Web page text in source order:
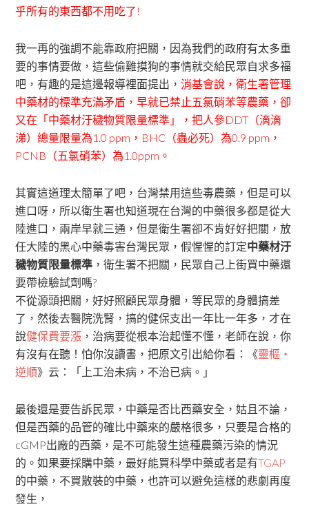
乎所有的東西都不用吃了!
我一再的強調不能靠政府把關，因為我們的政府有太多重
要的事情要做，這些偷雞摸狗的事情就交給民眾自求多福
吧，有趣的是這邊報導裡面提出，消基會說，衛生署管理
中藥材的標準充滿矛盾，早就已禁止五氯硝苯等農藥，卻
又在「中藥材汙穢物質限量標準」，把人參DDT（滴滴
涕）總量限量為1.0 ppm，BHC（蟲必死）為0.9 ppm，
PCNB（五氯硝苯）為1.0ppm。
其實這道理太簡單了吧，台灣禁用這些毒農藥，但是可以
進口呀，所以衛生署也知道現在台灣的中藥很多都是從大
陸進口，兩岸早就三通，但是衛生署卻不肯好好把關，放
任大陸的黑心中藥毒害台灣民眾，假惺惺的訂定中藥材汙
穢物質限量標準 ，衛生署不把關，民眾自己上街買中藥還
要帶檢驗試劑嗎?
不從源頭把關，好好照顧民眾身體，等民眾的身體搞差
了，然後去醫院洗腎，搞的健保支出一年比一年多，才在
說健保費要漲 ，治病要從根本治起懂不懂，老師在說，你
有沒有在聽！怕你沒讀書，把原文引出給你看：《靈樞‧
逆順》云：「上工治未病，不治已病。」
最後還是要告訴民眾，中藥是否比西藥安全，姑且不論，
但是西藥的品管的確比中藥來的嚴格很多，只要是合格的
cGMP出廠的西藥，是不可能發生這種農藥污染的情況
的。如果要採購中藥，最好能買科學中藥或者是有TGAP
的中藥，不買散裝的中藥，也許可以避免這樣的悲劇再度
發生，